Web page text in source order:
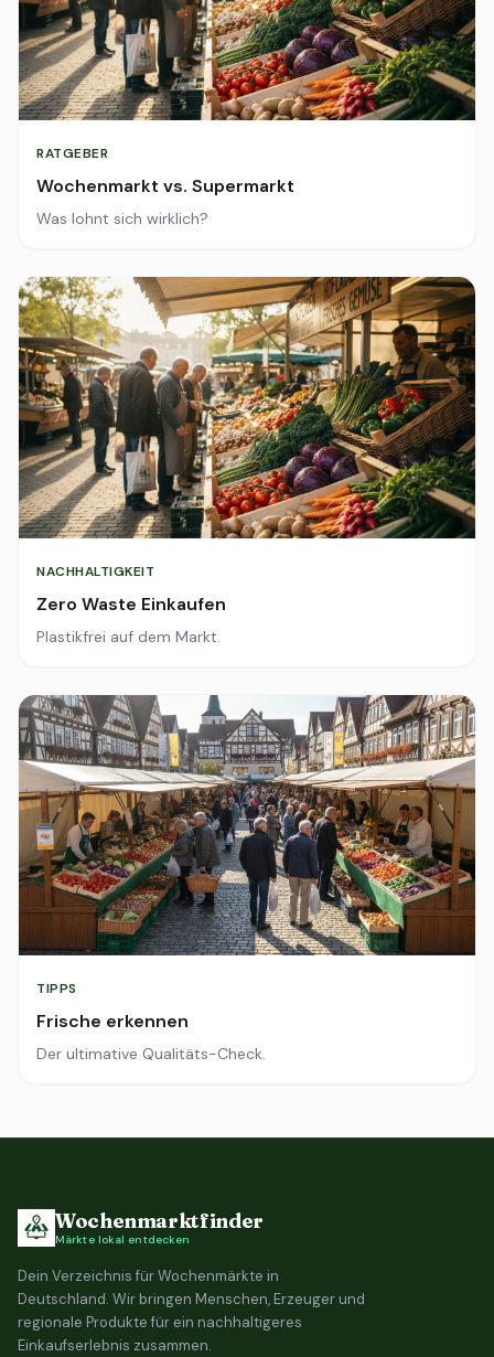
RATGEBER
Wochenmarkt vs. Supermarkt
Was lohnt sich wirklich?
NACHHALTIGKEIT
Zero Waste Einkaufen
Plastikfrei auf dem Markt.
TIPPS
Frische erkennen
Der ultimative Qualitäts-Check.
Wochenmarktfinder
Märkte lokal entdecken
Dein Verzeichnis für Wochenmärkte in
Deutschland. Wir bringen Menschen, Erzeuger und
regionale Produkte für ein nachhaltigeres
Einkaufserlebnis zusammen.